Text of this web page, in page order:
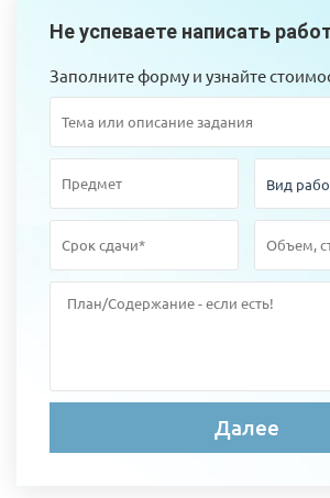
Не успеваете написать
Заполните форму и узнайте